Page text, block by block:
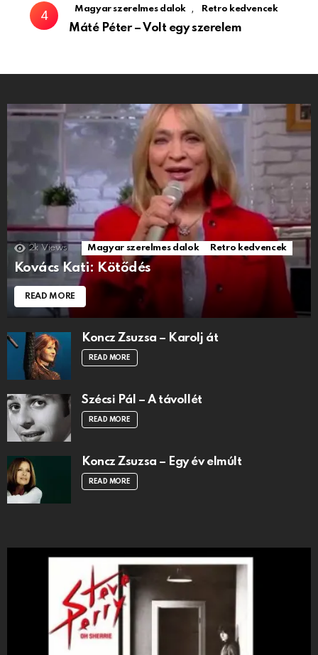
Magyar szerelmes dalok , Retro kedvencek
Máté Péter – Volt egy szerelem
2k Views Magyar szerelmes dalok Retro kedvencek
Kovács Kati: Kötődés
READ MORE
Koncz Zsuzsa – Karolj át
READ MORE
Szécsi Pál – A távollét
READ MORE
Koncz Zsuzsa – Egy év elmúlt
READ MORE